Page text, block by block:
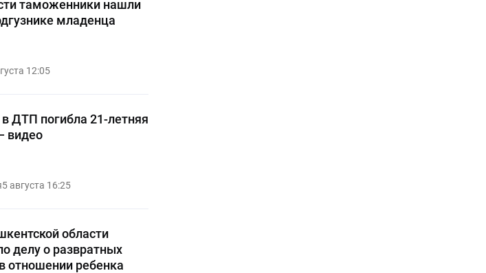
таможенники нашли
младенца
12:05
ДТП погибла 21-летняя
видео
5 августа 16:25
области
делу о развратных
отношении ребенка